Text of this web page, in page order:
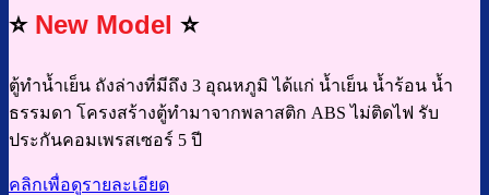
⭐ New Model ⭐
ตู้ทำน้ำเย็น ถังล่างที่มีถึง 3 อุณหภูมิ ได้แก่ น้ำเย็น น้ำร้อน น้ำ
ธรรมดา โครงสร้างตู้ทำมาจากพลาสติก ABS ไม่ติดไฟ รับ
ประกันคอมเพรสเซอร์ 5 ปี
คลิกเพื่อดูรายละเอียด